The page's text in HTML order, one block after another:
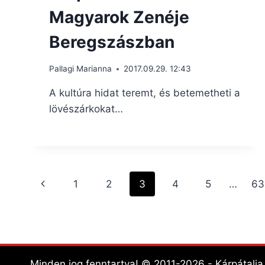
Magyarok Zenéje
Beregszászban
Pallagi Marianna 2017.09.29. 12:43
A kultúra hidat teremt, és betemetheti a
lövészárkokat…
Page
Previous
1 2 3 4 5 … 63